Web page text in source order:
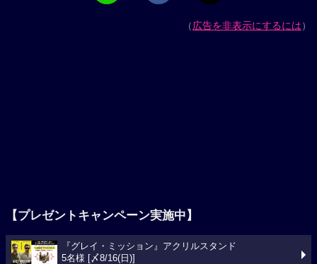
（広告を非表示にするには）
【プレゼントキャンペーン実施中】
『グレイ・ミッション』アクリルスタンド
5名様 [〆8/16(日)]